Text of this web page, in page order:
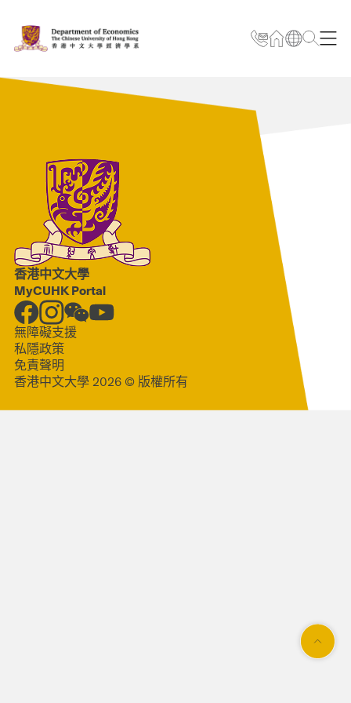
香港中文大學
MyCUHK Portal
無障礙支援
私隱政策
免責聲明
香港中文大學 2026 © 版權所有